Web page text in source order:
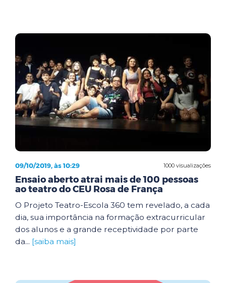
1000 visualizações
09/10/2019, às 10:29
Ensaio aberto atrai mais de 100 pessoas
ao teatro do CEU Rosa de França
O Projeto Teatro-Escola 360 tem revelado, a cada
dia, sua importância na formação extracurricular
dos alunos e a grande receptividade por parte
da... [saiba mais]